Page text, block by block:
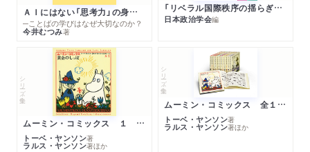
ＡＩにはない「思考力」の身につけ方
─ことばの学びはなぜ大切なのか？
今井むつみ著
「リベラル国際秩序の揺らぎ」再考 年報政治学２０２６‐Ⅰ
日本政治学会編
シリーズ・全集
ムーミン・コミックス １ 黄金のしっぽ
トーベ・ヤンソン著
ラルス・ヤンソン著ほか
シリーズ・全集
ムーミン・コミックス 全１４巻セット
トーベ・ヤンソン著
ラルス・ヤンソン著ほか